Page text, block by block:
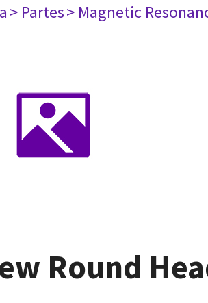
> Partes> Magnetic
Round